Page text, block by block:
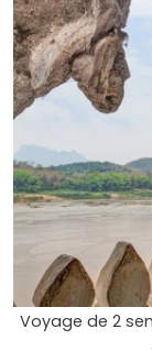
Voyage de 2